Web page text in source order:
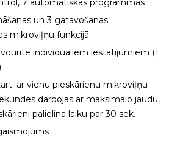
7 automātiskās programmas
un 3 gatavošanas
mikroviļņu funkcijā
individuāliem iestatījumiem (1
ar vienu pieskārienu mikroviļņu
darbojas ar maksimālo jaudu,
palielina laiku par 30 sek.